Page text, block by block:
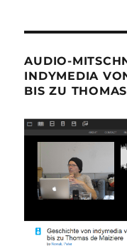
AUDIO-
INDYMEDIA
BIS ZU